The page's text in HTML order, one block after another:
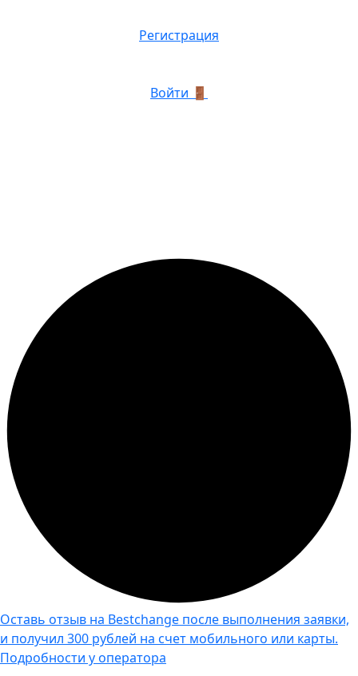
Регистрация
Войти 🚪
Оставь отзыв на Bestchange после выполнения заявки,
и получил 300 рублей на счет мобильного или карты.
Подробности у оператора